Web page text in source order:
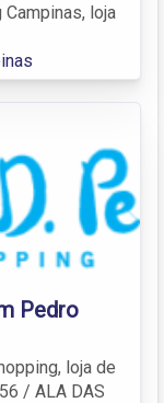
Campinas, loja
Pedro
loja de
/ ALA DAS